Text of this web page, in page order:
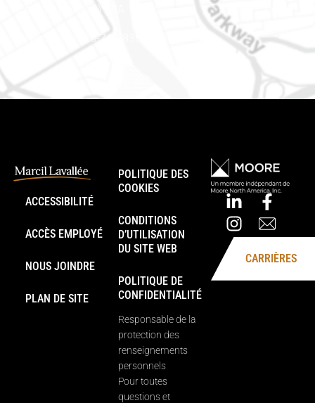
Embrun (Ontario) K0A 1W1
Téléphone : 613-745-8387
ACCESSIBILITÉ
ACCÈS EMPLOYÉ
NOUS JOINDRE
PLAN DE SITE
POLITIQUE DES
COOKIES
CONDITIONS
D’UTILISATION
DU SITE WEB
POLITIQUE DE
CONFIDENTIALITÉ
Responsable de la
protection des
renseignements
personnels
Pour toutes
questions et
CARRIÈRES